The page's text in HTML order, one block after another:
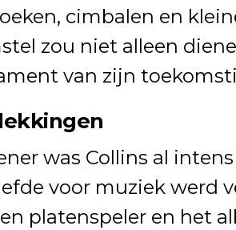
cimbalen en
zou niet alleen
van zijn
was Collins al
voor muziek werd
platenspeler en het